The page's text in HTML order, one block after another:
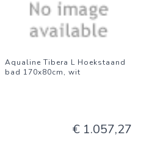
Aqualine Tibera L Hoekstaand
bad 170x80cm, wit
€ 1.057,27